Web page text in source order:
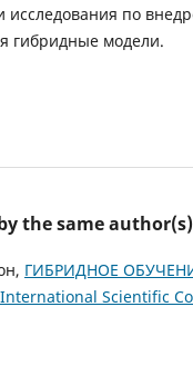
исследования по
гибридные модели.
the same author(s)
ГИБРИДНОЕ
Scientific